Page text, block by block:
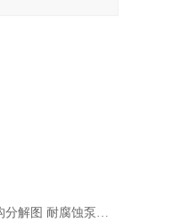
图 耐腐蚀泵厂家